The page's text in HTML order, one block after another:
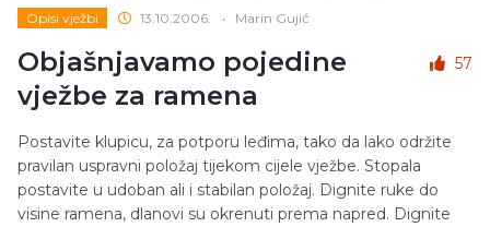
Opisi vježbi 13.10.2006. • Marin Gujić
Objašnjavamo pojedine
vježbe za ramena
57
Postavite klupicu, za potporu leđima, tako da lako održite
pravilan uspravni položaj tijekom cijele vježbe. Stopala
postavite u udoban ali i stabilan položaj. Dignite ruke do
visine ramena, dlanovi su okrenuti prema napred. Dignite